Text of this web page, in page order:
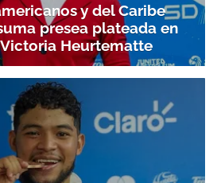
y del Caribe
presea plateada en
Heurtematte